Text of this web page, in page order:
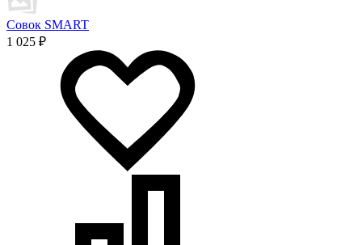
Совок SMART
1 025 ₽